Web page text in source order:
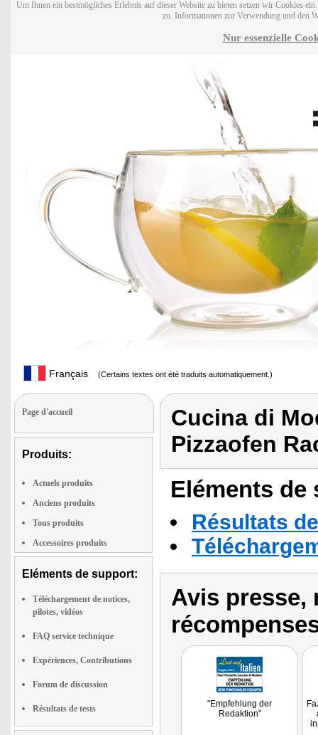
Um Ihnen ein bestmögliches Erlebnis auf dieser Website zu bieten setzen wir Cookies
zu. Informationen zur Verwendung und den
Nur essenzielle
Français (Certains textes ont été traduits automatiquement.)
Page d'accueil
Produits:
Actuels produits
Anciens produits
Tous produits
Accessoires produits
Eléments de support:
Téléchargement de notices,
pilotes, vidéos
FAQ service technique
Expériences, Contributions
Forum de discussion
Résultats de tests
Cucina di
Pizzaofen
Eléments
Résultats
Avis presse,
"Empfehlung der
Redaktion"